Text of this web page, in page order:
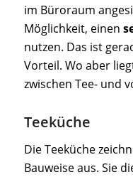
im Büroraum
Möglichkeit, einen
nutzen. Das ist
Vorteil. Wo aber
zwischen Tee- und
Teeküche
Die Teeküche
Bauweise aus. Sie